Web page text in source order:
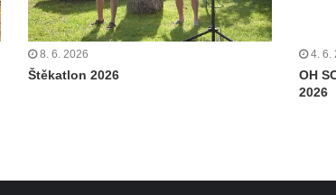
8. 6. 2026
Štěkatlon 2026
4. 6.
OH
2026